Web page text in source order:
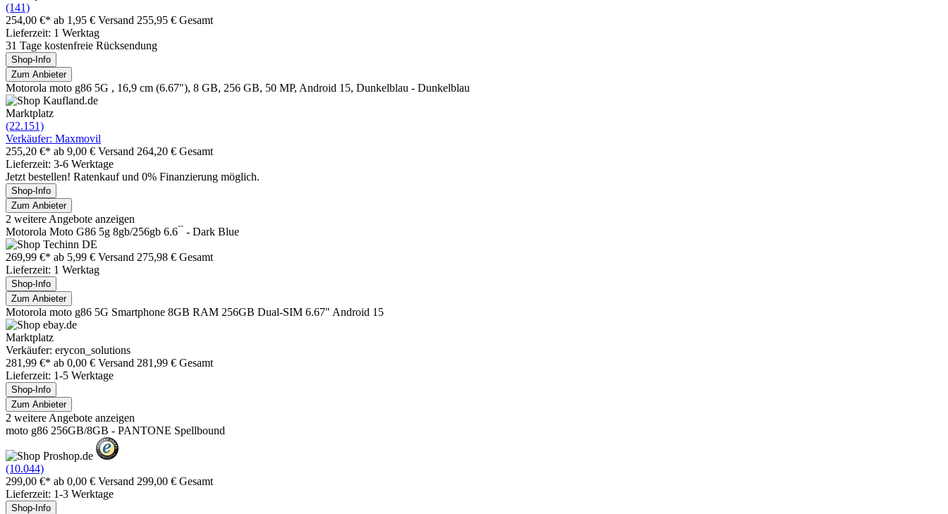
(141)
254,00 €* ab 1,95 € Versand 255,95 € Gesamt
Lieferzeit: 1 Werktag
31 Tage kostenfreie Rücksendung
Shop-Info
Zum Anbieter
Motorola moto g86 5G , 16,9 cm (6.67"), 8 GB, 256 GB, 50 MP, Android 15, Dunkelblau - Dunkelblau
Marktplatz
(22.151)
Verkäufer: Maxmovil
255,20 €* ab 9,00 € Versand 264,20 € Gesamt
Lieferzeit: 3-6 Werktage
Jetzt bestellen! Ratenkauf und 0% Finanzierung möglich.
Shop-Info
Zum Anbieter
2 weitere Angebote anzeigen
Motorola Moto G86 5g 8gb/256gb 6.6 ́ ́ - Dark Blue
269,99 €* ab 5,99 € Versand 275,98 € Gesamt
Lieferzeit: 1 Werktag
Shop-Info
Zum Anbieter
Motorola moto g86 5G Smartphone 8GB RAM 256GB Dual-SIM 6.67" Android 15
Marktplatz
Verkäufer: erycon_solutions
281,99 €* ab 0,00 € Versand 281,99 € Gesamt
Lieferzeit: 1-5 Werktage
Shop-Info
Zum Anbieter
2 weitere Angebote anzeigen
moto g86 256GB/8GB - PANTONE Spellbound
(10.044)
299,00 €* ab 0,00 € Versand 299,00 € Gesamt
Lieferzeit: 1-3 Werktage
Shop-Info